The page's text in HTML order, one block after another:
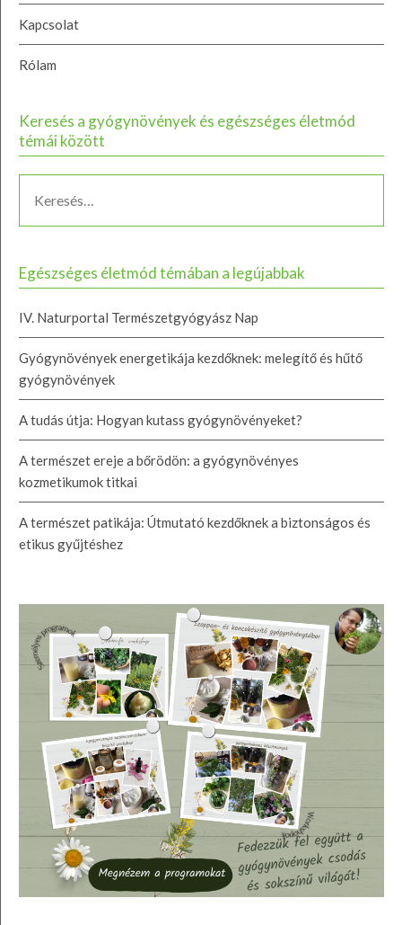
Kapcsolat
Rólam
Keresés a gyógynövények és egészséges életmód
témái között
Egészséges életmód témában a legújabbak
IV. Naturportal Természetgyógyász Nap
Gyógynövények energetikája kezdőknek: melegítő és hűtő
gyógynövények
A tudás útja: Hogyan kutass gyógynövényeket?
A természet ereje a bőrödön: a gyógynövényes
kozmetikumok titkai
A természet patikája: Útmutató kezdőknek a biztonságos és
etikus gyűjtéshez